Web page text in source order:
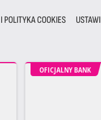
POLITYKA COOKIES
OFICJALNY BANK